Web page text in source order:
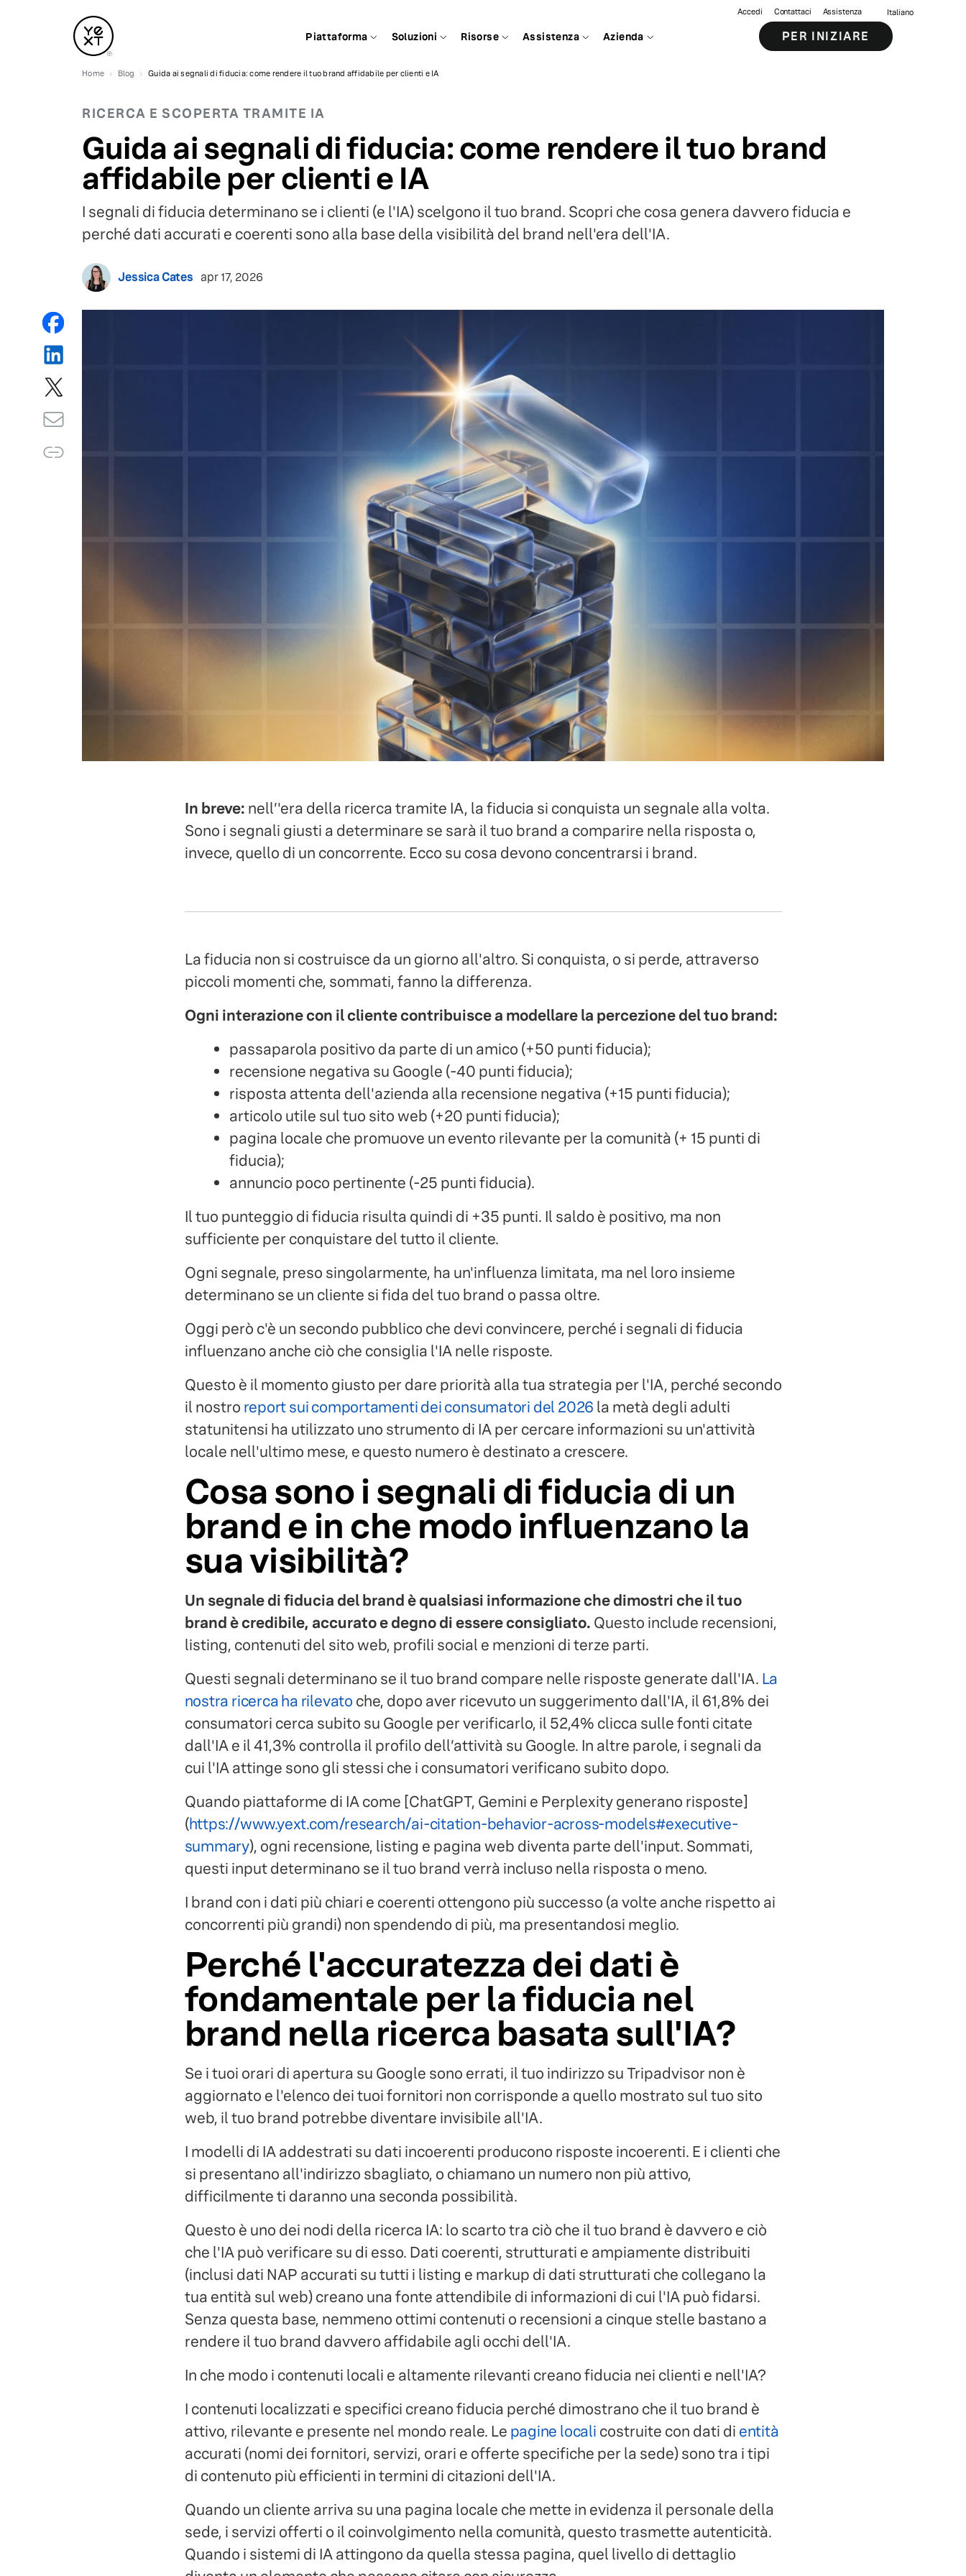
Piattaforma Soluzioni Risorse Assistenza Azienda
Accedi Contattaci Assistenza Italiano
PER INIZIARE
Home Blog Guida ai segnali di fiducia: come rendere il tuo brand affidabile per clienti e IA
RICERCA E SCOPERTA TRAMITE IA
Guida ai segnali di fiducia: come rendere il tuo brand
affidabile per clienti e IA
I segnali di fiducia determinano se i clienti (e l'IA) scelgono il tuo brand. Scopri che cosa genera davvero fiducia e
perché dati accurati e coerenti sono alla base della visibilità del brand nell'era dell'IA.
Jessica Cates apr 17, 2026
In breve: nell’'era della ricerca tramite IA, la fiducia si conquista un segnale alla volta.
Sono i segnali giusti a determinare se sarà il tuo brand a comparire nella risposta o,
invece, quello di un concorrente. Ecco su cosa devono concentrarsi i brand.
La fiducia non si costruisce da un giorno all'altro. Si conquista, o si perde, attraverso
piccoli momenti che, sommati, fanno la differenza.
Ogni interazione con il cliente contribuisce a modellare la percezione del tuo brand:
passaparola positivo da parte di un amico (+50 punti fiducia);
recensione negativa su Google (-40 punti fiducia);
risposta attenta dell'azienda alla recensione negativa (+15 punti fiducia);
articolo utile sul tuo sito web (+20 punti fiducia);
pagina locale che promuove un evento rilevante per la comunità (+ 15 punti di
fiducia);
annuncio poco pertinente (-25 punti fiducia).
Il tuo punteggio di fiducia risulta quindi di +35 punti. Il saldo è positivo, ma non
sufficiente per conquistare del tutto il cliente.
Ogni segnale, preso singolarmente, ha un'influenza limitata, ma nel loro insieme
determinano se un cliente si fida del tuo brand o passa oltre.
Oggi però c'è un secondo pubblico che devi convincere, perché i segnali di fiducia
influenzano anche ciò che consiglia l'IA nelle risposte.
Questo è il momento giusto per dare priorità alla tua strategia per l'IA, perché secondo
il nostro report sui comportamenti dei consumatori del 2026 la metà degli adulti
statunitensi ha utilizzato uno strumento di IA per cercare informazioni su un'attività
locale nell'ultimo mese, e questo numero è destinato a crescere.
Cosa sono i segnali di fiducia di un
brand e in che modo influenzano la
sua visibilità?
Un segnale di fiducia del brand è qualsiasi informazione che dimostri che il tuo
brand è credibile, accurato e degno di essere consigliato. Questo include recensioni,
listing, contenuti del sito web, profili social e menzioni di terze parti.
Questi segnali determinano se il tuo brand compare nelle risposte generate dall'IA. La
nostra ricerca ha rilevato che, dopo aver ricevuto un suggerimento dall'IA, il 61,8% dei
consumatori cerca subito su Google per verificarlo, il 52,4% clicca sulle fonti citate
dall'IA e il 41,3% controlla il profilo dell’attività su Google. In altre parole, i segnali da
cui l'IA attinge sono gli stessi che i consumatori verificano subito dopo.
Quando piattaforme di IA come [ChatGPT, Gemini e Perplexity generano risposte]
(https://www.yext.com/research/ai-citation-behavior-across-models#executive-
summary), ogni recensione, listing e pagina web diventa parte dell'input. Sommati,
questi input determinano se il tuo brand verrà incluso nella risposta o meno.
I brand con i dati più chiari e coerenti ottengono più successo (a volte anche rispetto ai
concorrenti più grandi) non spendendo di più, ma presentandosi meglio.
Perché l'accuratezza dei dati è
fondamentale per la fiducia nel
brand nella ricerca basata sull'IA?
Se i tuoi orari di apertura su Google sono errati, il tuo indirizzo su Tripadvisor non è
aggiornato e l'elenco dei tuoi fornitori non corrisponde a quello mostrato sul tuo sito
web, il tuo brand potrebbe diventare invisibile all'IA.
I modelli di IA addestrati su dati incoerenti producono risposte incoerenti. E i clienti che
si presentano all'indirizzo sbagliato, o chiamano un numero non più attivo,
difficilmente ti daranno una seconda possibilità.
Questo è uno dei nodi della ricerca IA: lo scarto tra ciò che il tuo brand è davvero e ciò
che l'IA può verificare su di esso. Dati coerenti, strutturati e ampiamente distribuiti
(inclusi dati NAP accurati su tutti i listing e markup di dati strutturati che collegano la
tua entità sul web) creano una fonte attendibile di informazioni di cui l'IA può fidarsi.
Senza questa base, nemmeno ottimi contenuti o recensioni a cinque stelle bastano a
rendere il tuo brand davvero affidabile agli occhi dell'IA.
In che modo i contenuti locali e altamente rilevanti creano fiducia nei clienti e nell'IA?
I contenuti localizzati e specifici creano fiducia perché dimostrano che il tuo brand è
attivo, rilevante e presente nel mondo reale. Le pagine locali costruite con dati di entità
accurati (nomi dei fornitori, servizi, orari e offerte specifiche per la sede) sono tra i tipi
di contenuto più efficienti in termini di citazioni dell'IA.
Quando un cliente arriva su una pagina locale che mette in evidenza il personale della
sede, i servizi offerti o il coinvolgimento nella comunità, questo trasmette autenticità.
Quando i sistemi di IA attingono da quella stessa pagina, quel livello di dettaglio